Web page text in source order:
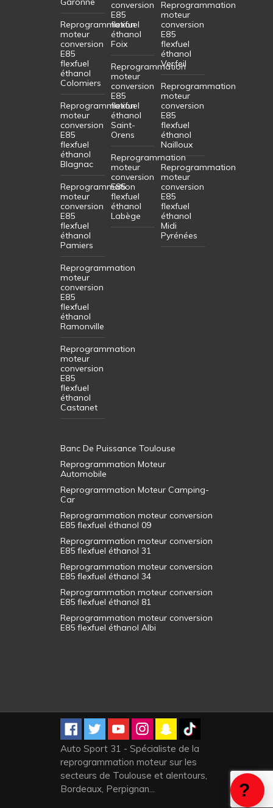
Reprogrammation
moteur
conversion
E85
flexfuel
éthanol
Colomiers
Reprogrammation
moteur
conversion
E85
flexfuel
éthanol
Blagnac
Reprogrammation
moteur
conversion
E85
flexfuel
éthanol
Pamiers
Reprogrammation
moteur
conversion
E85
flexfuel
éthanol
Ramonville
Reprogrammation
moteur
conversion
E85
flexfuel
éthanol
Castanet
conversion
E85
flexfuel
éthanol
Foix
Reprogrammation
moteur
conversion
E85
flexfuel
éthanol
Saint-
Orens
Reprogrammation
moteur
conversion
E85
flexfuel
éthanol
Labège
Reprogrammation
moteur
conversion
E85
flexfuel
éthanol
Verfeil
Reprogrammation
moteur
conversion
E85
flexfuel
éthanol
Nailloux
Reprogrammation
moteur
conversion
E85
flexfuel
éthanol
Midi
Pyrénées
Banc De Puissance Toulouse
Reprogrammation Moteur
Automobile
Reprogrammation Moteur Camping-
Car
Reprogrammation moteur conversion
E85 flexfuel éthanol 09
Reprogrammation moteur conversion
E85 flexfuel éthanol 31
Reprogrammation moteur conversion
E85 flexfuel éthanol 34
Reprogrammation moteur conversion
E85 flexfuel éthanol 81
Reprogrammation moteur conversion
E85 flexfuel éthanol Albi
Auto Sport 31 - Spécialiste de la
reprogrammation moteur sur les
secteurs de Toulouse et alentours,
Bordeaux, Perpignan...